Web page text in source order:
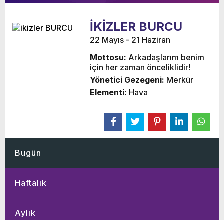
İKİZLER BURCU
22 Mayıs - 21 Haziran
Mottosu: Arkadaşlarım benim
için her zaman önceliklidir!
Yönetici Gezegeni: Merkür
Elementi: Hava
Bugün
Haftalık
Aylık